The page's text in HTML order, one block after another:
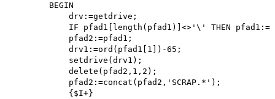
        BEGIN
            drv:=getdrive;
IF pfad1[length(pfad1)]<>'\' THEN
            pfad2:=pfad1;
            drv1:=ord(pfad1[1])-65;
            setdrive(drv1);
            delete(pfad2,1,2);
            pfad2:=concat(pfad2,'SCRAP.*');
            {$I+}